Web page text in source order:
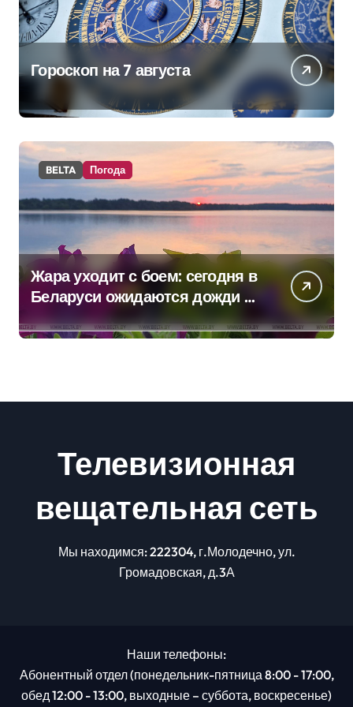
Гороскоп на 7 августа
BELTA Погода
Жара уходит с боем: сегодня в
Беларуси ожидаются дожди и
грозы
Телевизионная
вещательная сеть
Мы находимся: 222304, г.Молодечно, ул.
Громадовская, д.3А
Наши телефоны:
Абонентный отдел (понедельник-пятница 8:00 - 17:00,
обед 12:00 - 13:00, выходные – суббота, воскресенье)